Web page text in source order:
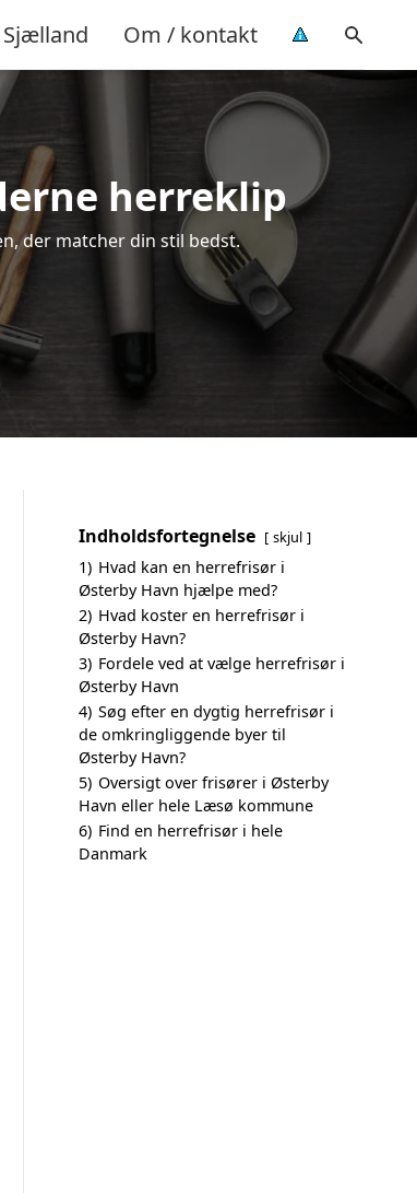
Sjælland Om / kontakt
herreklip
der matcher din stil bedst.
Indholdsfortegnelse skjul
1) Hvad kan en herrefrisør i
Østerby Havn hjælpe med?
2) Hvad koster en herrefrisør i
Østerby Havn?
3) Fordele ved at vælge herrefrisør i
Østerby Havn
4) Søg efter en dygtig herrefrisør i
de omkringliggende byer til
Østerby Havn?
5) Oversigt over frisører i Østerby
Havn eller hele Læsø kommune
6) Find en herrefrisør i hele
Danmark